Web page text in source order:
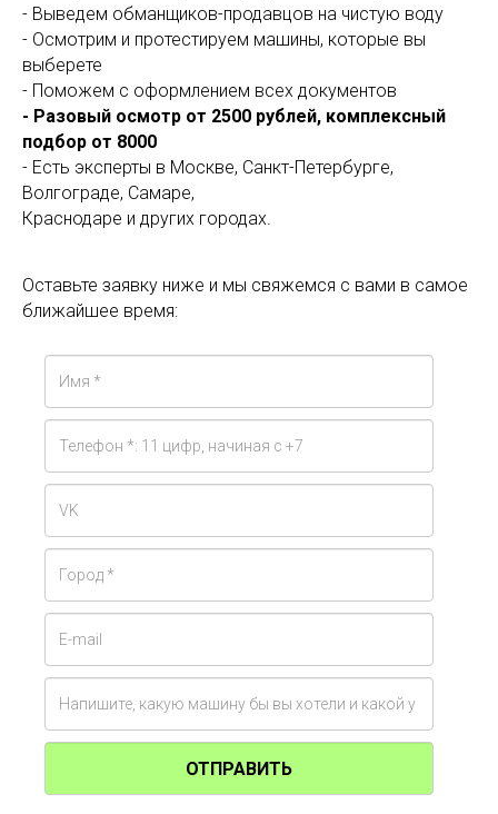
- Выведем обманщиков-продавцов на чистую воду
- Осмотрим и протестируем машины, которые вы
выберете
- Поможем с оформлением всех документов
- Разовый осмотр от 2500 рублей, комплексный
подбор от 8000
- Есть эксперты в Москве, Санкт-Петербурге,
Волгограде, Самаре,
Краснодаре и других городах.
Оставьте заявку ниже и мы свяжемся с вами в самое
ближайшее время:
ОТПРАВИТЬ